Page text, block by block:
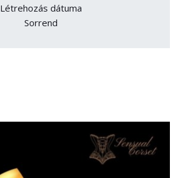
Létrehozás dátuma
Sorrend